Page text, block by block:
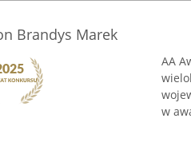
Brandys Marek
AA
w